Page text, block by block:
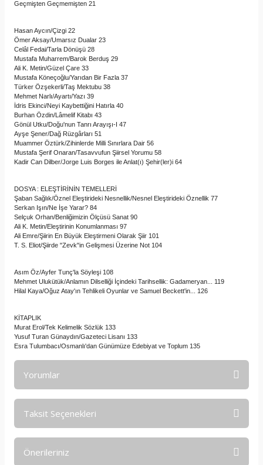
Geçmişten Geçmemişten 21
Hasan Aycın/Çizgi 22
Ömer Aksay/Umarsız Dualar 23
Celâl Fedai/Tarla Dönüşü 28
Mustafa Muharrem/Barok Berduş 29
Ali K. Metin/Güzel Çare 33
Mustafa Köneçoğlu/Yarıdan Bir Fazla 37
Türker Özşekerli/Taş Mektubu 38
Mehmet Narlı/Ayartı/Yazı 39
İdris Ekinci/Neyi Kaybettiğini Hatırla 40
Burhan Özdin/Lâmelif Kitabı 43
Gönül Utku/Doğu'nun Tanrı Arayışı-I 47
Ayşe Şener/Dağ Rüzgârları 51
Muammer Öztürk/Zihinlerde Milli Sınırlara Dair 56
Mustafa Şerif Onaran/Tasavvufun Şiirsel Yorumu 58
Kadir Can Dilber/Jorge Luis Borges ile Anlat(ı) Şehir(ler)i 64
DOSYA : ELEŞTİRİNİN TEMELLERİ
Şaban Sağlık/Öznel Eleştirideki Nesnellik/Nesnel Eleştirideki Öznellik 77
Serkan Işın/Ne İşe Yarar? 84
Selçuk Orhan/Benliğimizin Ölçüsü Sanat 90
Ali K. Metin/Eleştirinin Konumlanması 97
Ali Emre/Şiirin En Büyük Eleştirmeni Olarak Şiir 101
T. S. Eliot/Şiirde "Zevk"in Gelişmesi Üzerine Not 104
Asım Öz/Ayfer Tunç'la Söyleşi 108
Mehmet Ulukütük/Anlamın Dilselliği İçindeki Tarihsellik: Gadameryan... 119
Hilal Kaya/Oğuz Atay'ın Tehlikeli Oyunlar ve Samuel Beckett'in... 126
KİTAPLIK
Murat Erol/Tek Kelimelik Sözlük 133
Yusuf Turan Günaydın/Gazeteci Lisanı 133
Esra Tulumbacı/Osmanlı'dan Günümüze Edebiyat ve Toplum 135
Yorumlar
Taksit Seçenekleri
Önerileriniz